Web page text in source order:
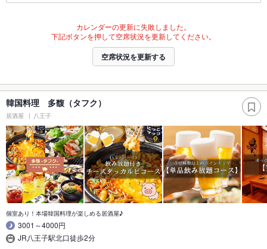
カレンダーの更新に失敗しました。
下記ボタンを押して空席状況を更新してください。
空席状況を更新する
韓国料理 多馥（タフク）
居酒屋 八王子
個室あり！本場韓国料理が楽しめる居酒屋♪
3001～4000円
JR八王子駅北口徒歩2分